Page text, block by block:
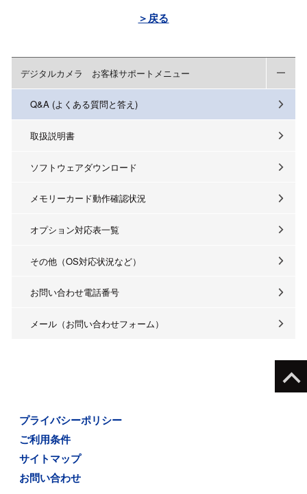
＞戻る
デジタルカメラ お客様サポートメニュー
Q&A (よくある質問と答え)
取扱説明書
ソフトウェアダウンロード
メモリーカード動作確認状況
オプション対応表一覧
その他（OS対応状況など）
お問い合わせ電話番号
メール（お問い合わせフォーム）
プライバシーポリシー
ご利用条件
サイトマップ
お問い合わせ